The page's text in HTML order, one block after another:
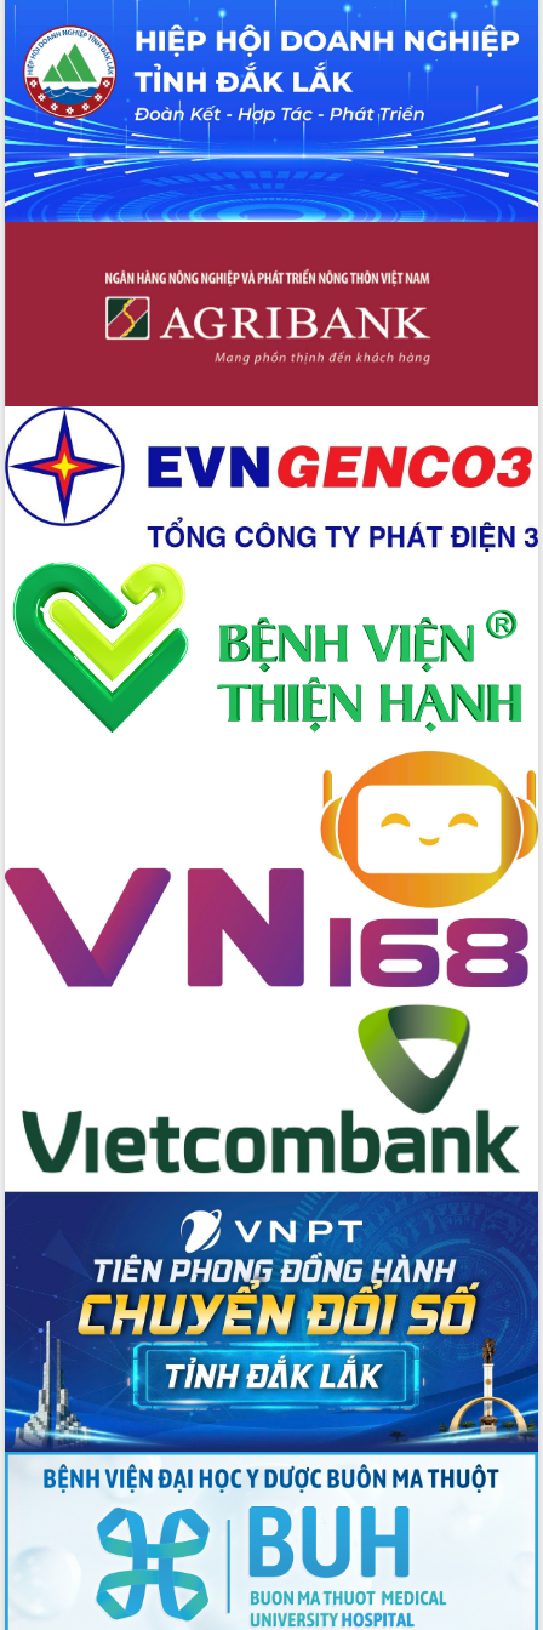
Hội thảo khoa học “Giải pháp thúc đẩy
phát triển nền kinh tế xanh tại tỉnh
Đắk Lắk”
Tăng cường giám sát, đôn đốc thực
hiện nhiệm vụ quản lý tài sản công
hàng tuần
Tháo gỡ những vướng mắc, đẩy mạnh
công tác cải cách thủ tục hành chính
tại Trung tâm Phục vụ hành chính
Đắk Lắk: Tôn vinh 46 giải pháp tại Hội
thi Sáng tạo Kỹ thuật 2024 - 2025
Đắk Lắk rà soát, điều chỉnh Đề án 190
về phát triển nuôi trồng thủy sản
Trương Công Thái kiểm tra thực địa
Dự án cao tốc Khánh Hòa - Buôn Ma
Thuột
Định vị cà phê Việt Nam như một “di
sản sống” trong dòng chảy toàn cầu
Xây dựng nông thôn mới: Nâng cao đời
sống người dân từ những mô hình thiết
thực
Quyết liệt tháo gỡ vướng mắc, đẩy
nhanh tiến độ các dự án trọng điểm
trong Khu kinh tế Nam Phú Yên
Hòn Yến phát triển du lịch gắn với bảo
giải phóng mặt bằng Tuyến đường bộ
ven biển
Đắk Lắk nỗ lực thúc đẩy tăng trưởng
kinh tế từ 10% trở lên trong Quý
II/2026
Đắk Lắk về phát triển nhân lực y tế
cho trạm y tế cấp xã
Du lịch Đắk Lắk nâng tầm trải nghiệm
du khách thông qua Hệ thống cơ sở dữ
Tập huấn ứng dụng trí tuệ nhân tạo (AI)
trong thương mại điện tử năm 2026
Đoàn đại biểu Quốc hội tỉnh Đắk Lắk
trao đổi thông tin trước Kỳ họp thứ
nhất, Quốc hội khóa XVI
Quyết liệt cải cách hành chính, khơi
thông nguồn lực phát triển
Nâng cao hiệu lực, hiệu quả HĐND
tỉnh thông qua hiện đại hóa hành chính
Xã Ea Phê gắn cải cách hành chính với
chuyển đổi số
Phó Chủ tịch Thường trực UBND tỉnh
Hồ Thị Nguyên Thảo làm việc tại Trung
tâm Phục vụ hành chính công xã Ea